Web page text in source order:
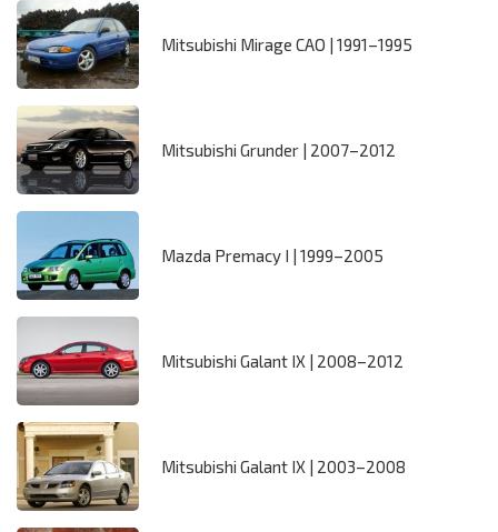
Mitsubishi Mirage CAO | 1991–1995
Mitsubishi Grunder | 2007–2012
Mazda Premacy I | 1999–2005
Mitsubishi Galant IX | 2008–2012
Mitsubishi Galant IX | 2003–2008